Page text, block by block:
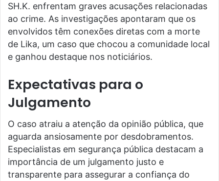
SH.K. enfrentam graves acusações relacionadas
ao crime. As investigações apontaram que os
envolvidos têm conexões diretas com a morte
de Lika, um caso que chocou a comunidade local
e ganhou destaque nos noticiários.
Expectativas para o
Julgamento
O caso atraiu a atenção da opinião pública, que
aguarda ansiosamente por desdobramentos.
Especialistas em segurança pública destacam a
importância de um julgamento justo e
transparente para assegurar a confiança do